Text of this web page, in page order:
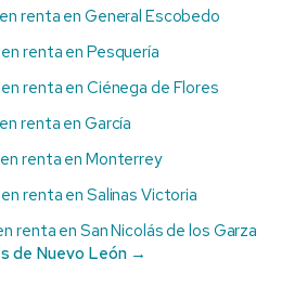
en renta en General Escobedo
en renta en Pesquería
en renta en Ciénega de Flores
en renta en García
en renta en Monterrey
en renta en Salinas Victoria
renta en San Nicolás de los Garza
de Nuevo León →